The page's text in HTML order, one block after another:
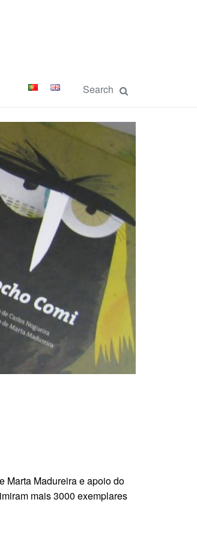
Marta Madureira e apoio do
mais 3000 exemplares